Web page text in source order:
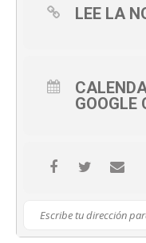
LEE LA
GOOGLE